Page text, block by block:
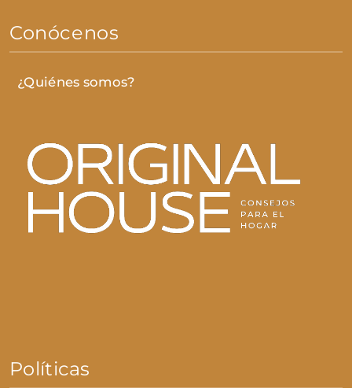
Conócenos
¿Quiénes somos?
Políticas